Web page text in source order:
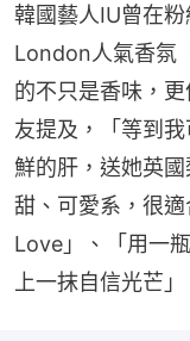
韓國藝人IU曾在
London人氣香氛
的不只是香味，
友提及，「等到
鮮的肝，送她英
甜、可愛系，很
Love」、「用一
上一抹自信光芒」